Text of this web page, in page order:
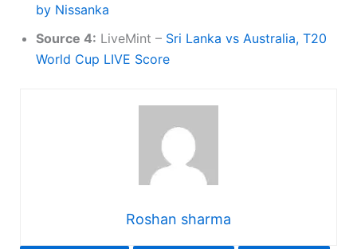
by Nissanka
Source 4: LiveMint – Sri Lanka vs Australia, T20
World Cup LIVE Score
Roshan sharma